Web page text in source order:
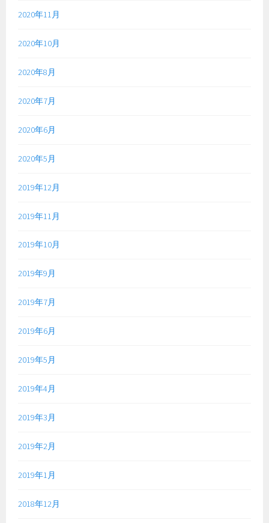
2020年11月
2020年10月
2020年8月
2020年7月
2020年6月
2020年5月
2019年12月
2019年11月
2019年10月
2019年9月
2019年7月
2019年6月
2019年5月
2019年4月
2019年3月
2019年2月
2019年1月
2018年12月